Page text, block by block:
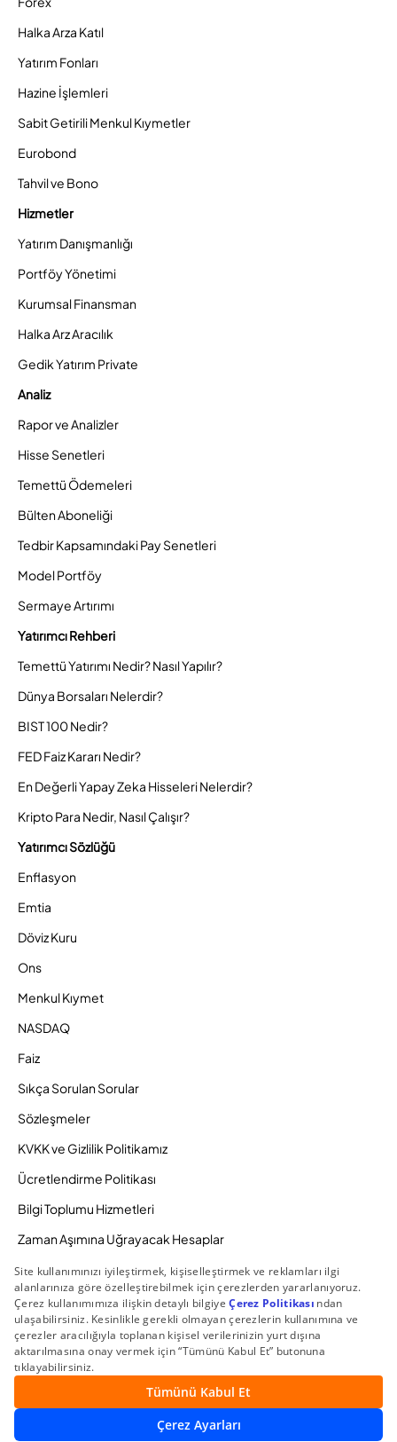
Halka Arza Katıl
Yatırım Fonları
Hazine İşlemleri
Sabit Getirili Menkul Kıymetler
Eurobond
Tahvil ve Bono
Hizmetler
Yatırım Danışmanlığı
Portföy Yönetimi
Kurumsal Finansman
Halka Arz Aracılık
Gedik Yatırım Private
Analiz
Rapor ve Analizler
Hisse Senetleri
Temettü Ödemeleri
Bülten Aboneliği
Tedbir Kapsamındaki Pay Senetleri
Model Portföy
Sermaye Artırımı
Yatırımcı Rehberi
Temettü Yatırımı Nedir? Nasıl Yapılır?
Dünya Borsaları Nelerdir?
BIST 100 Nedir?
FED Faiz Kararı Nedir?
En Değerli Yapay Zeka Hisseleri Nelerdir?
Kripto Para Nedir, Nasıl Çalışır?
Yatırımcı Sözlüğü
Enflasyon
Emtia
Döviz Kuru
Ons
Menkul Kıymet
NASDAQ
Faiz
Sıkça Sorulan Sorular
Sözleşmeler
KVKK ve Gizlilik Politikamız
Ücretlendirme Politikası
Bilgi Toplumu Hizmetleri
Zaman Aşımına Uğrayacak Hesaplar
Duyurular ve Kampanyalar
© 2026 Gedik Yatırım Menkul Değerler AŞ. Tüm Hakları